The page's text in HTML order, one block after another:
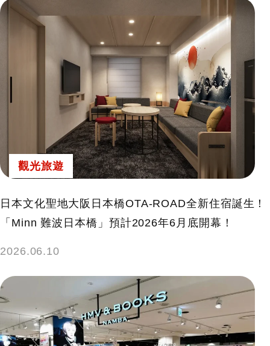
觀光旅遊
日本文化聖地大阪日本橋OTA-ROAD全新住宿誕生！
「Minn 難波日本橋」預計2026年6月底開幕！
2026.06.10